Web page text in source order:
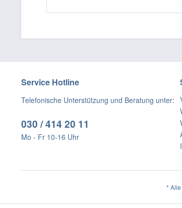
Service Hotline
Telefonische Unterstützung und Beratung unter:
030 / 414 20 11
Mo - Fr 10-16 Uhr
*